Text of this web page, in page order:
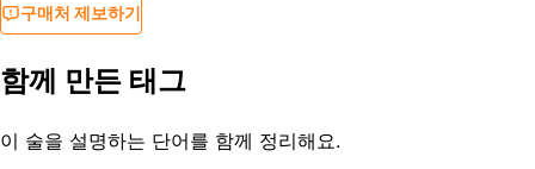
구매처 제보하기
함께 만든 태그
이 술을 설명하는 단어를 함께 정리해요.